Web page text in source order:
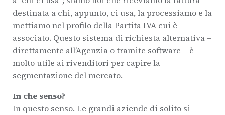
destinata a chi, appunto, ci usa, la processiamo e la
mettiamo nel profilo della Partita IVA cui è
associato. Questo sistema di richiesta alternativa –
direttamente all’Agenzia o tramite software – è
molto utile ai rivenditori per capire la
segmentazione del mercato.
In che senso?
In questo senso. Le grandi aziende di solito si